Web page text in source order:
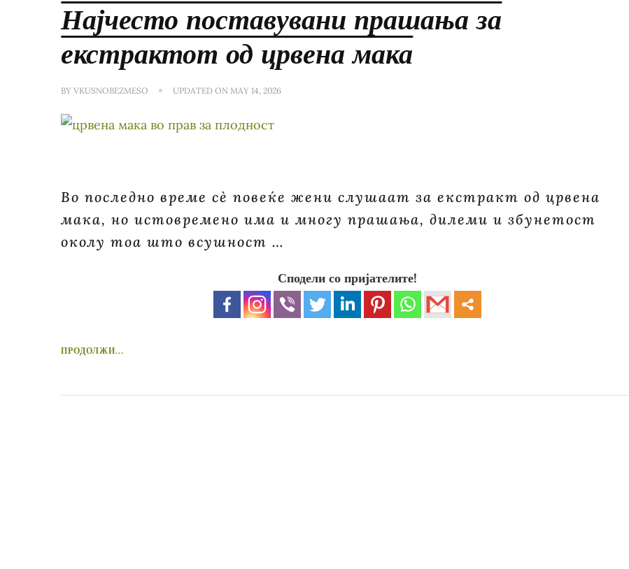
Најчесто поставувани прашања за
екстрактот од црвена мака
BYVKUSNOBEZMESO UPDATED ON MAY 14, 2026
Во последно време сè повеќе жени слушаат за екстракт од црвена
мака, но истовремено има и многу прашања, дилеми и збунетост
околу тоа што всушност …
Сподели со пријателите!
ПРОДОЛЖИ...